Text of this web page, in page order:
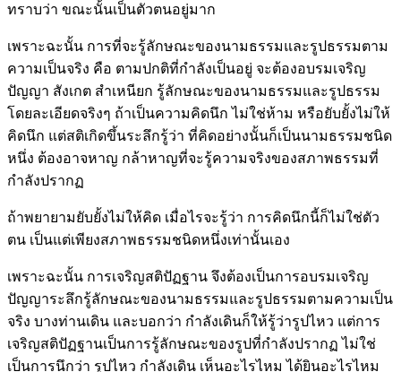
ทราบว่า ขณะนั้นเป็นตัวตนอยู่มาก
เพราะฉะนั้น การที่จะรู้ลักษณะของนามธรรมและรูปธรรมตาม
ความเป็นจริง คือ ตามปกติที่กำลังเป็นอยู่ จะต้องอบรมเจริญ
ปัญญา สังเกต สำเหนียก รู้ลักษณะของนามธรรมและรูปธรรม
โดยละเอียดจริงๆ ถ้าเป็นความคิดนึก ไม่ใช่ห้าม หรือยับยั้งไม่ให้
คิดนึก แต่สติเกิดขึ้นระลึกรู้ว่า ที่คิดอย่างนั้นก็เป็นนามธรรมชนิด
หนึ่ง ต้องอาจหาญ กล้าหาญที่จะรู้ความจริงของสภาพธรรมที่
กำลังปรากฏ
ถ้าพยายามยับยั้งไม่ให้คิด เมื่อไรจะรู้ว่า การคิดนึกนี้ก็ไม่ใช่ตัว
ตน เป็นแต่เพียงสภาพธรรมชนิดหนึ่งเท่านั้นเอง
เพราะฉะนั้น การเจริญสติปัฏฐาน จึงต้องเป็นการอบรมเจริญ
ปัญญาระลึกรู้ลักษณะของนามธรรมและรูปธรรมตามความเป็น
จริง บางท่านเดิน และบอกว่า กำลังเดินก็ให้รู้ว่ารูปไหว แต่การ
เจริญสติปัฏฐานเป็นการรู้ลักษณะของรูปที่กำลังปรากฏ ไม่ใช่
เป็นการนึกว่า รูปไหว กำลังเดิน เห็นอะไรไหม ได้ยินอะไรไหม